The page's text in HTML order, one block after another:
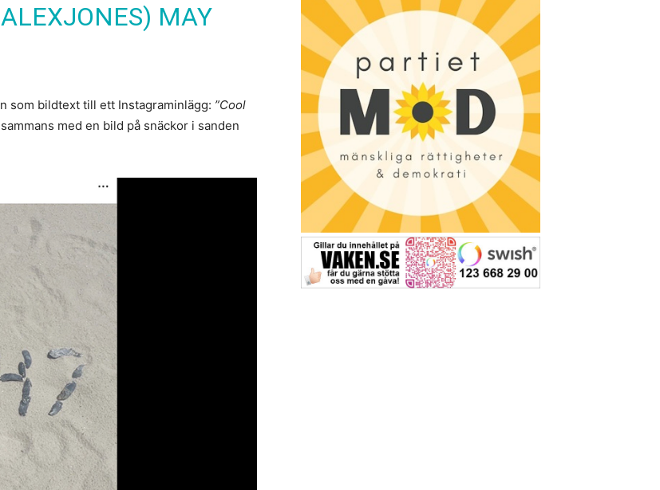
MAY
som bildtext till ett Instagraminlägg: ”Cool
med en bild på snäckor i sanden